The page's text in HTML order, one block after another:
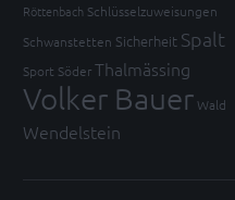
Röttenbach Schlüsselzuweisungen
Schwanstetten Sicherheit Spalt
Sport SöderThalmässing
Volker BauerWald
Wendelstein